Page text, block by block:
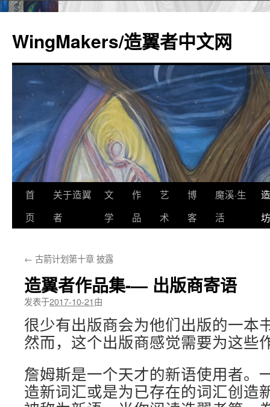
WingMakers/造翼者中文网
跳
至
文
首
页
关于造翼
者
文
学
作
品
艺
术
博
客
魔溪·生
活
坊
← 古箭计划第十章 披露
造翼者作品集-— 出版商寄语
发表于2017-10-21由
很少有出版商会为他们出版的一本
然而，这个出版商感觉需要为这些
詹姆斯是一个天才的新语使用者。
造新词汇或是为已存在的词汇创造